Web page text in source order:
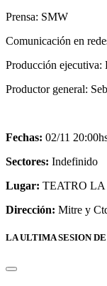
Prensa: SMW
Comunicación en
Producción
Productor general:
Fechas: 02/11
Sectores: Indefinido
Lugar: TEATRO
Dirección: Mitre y
LA ULTIMA SESION